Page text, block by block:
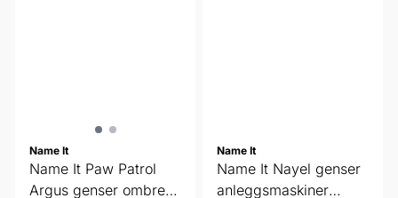
Name It
Name It Paw Patrol
Argus genser ombre
Name It
Name It Nayel genser
anleggsmaskiner